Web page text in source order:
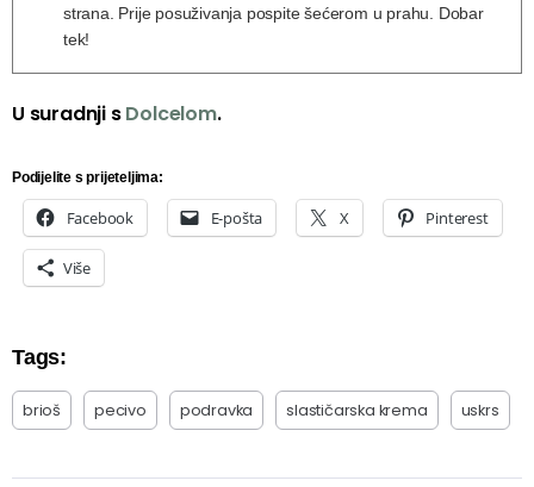
strana. Prije posuživanja pospite šećerom u prahu. Dobar
tek!
U suradnji sDolcelom.
Podijelite s prijeteljima:
Facebook E-pošta X Pinterest
Više
Tags:
brioš pecivo podravka slastičarska krema uskrs